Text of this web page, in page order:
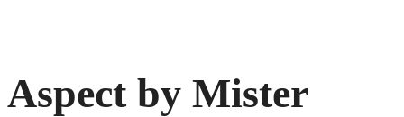
Aspect by Mister